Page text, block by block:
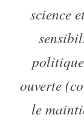
science
ouverte
le